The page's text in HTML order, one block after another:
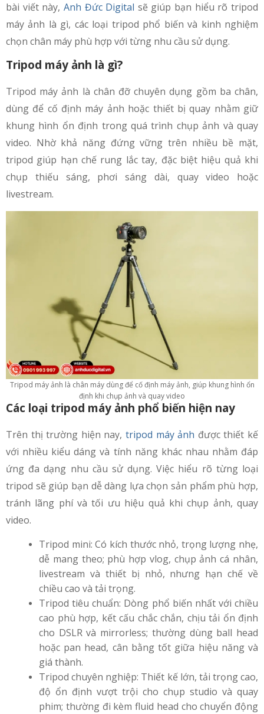
6 Mua tripod máy ảnh chất lượng tại Anh Đức Digital
7
FAQ thường gặp về tripod cho máy ảnh
bài viết này, Anh Đức Digital sẽ giúp bạn hiểu rõ tripod
máy ảnh là gì, các loại tripod phổ biến và kinh nghiệm
chọn chân máy phù hợp với từng nhu cầu sử dụng.
Tripod máy ảnh là gì?
Tripod máy ảnh là chân đỡ chuyên dụng gồm ba chân,
dùng để cố định máy ảnh hoặc thiết bị quay nhằm giữ
khung hình ổn định trong quá trình chụp ảnh và quay
video. Nhờ khả năng đứng vững trên nhiều bề mặt,
tripod giúp hạn chế rung lắc tay, đặc biệt hiệu quả khi
chụp thiếu sáng, phơi sáng dài, quay video hoặc
livestream.
Tripod máy ảnh là chân máy dùng để cố định máy ảnh, giúp khung hình ổn
định khi chụp ảnh và quay video
Các loại tripod máy ảnh phổ biến hiện nay
Trên thị trường hiện nay, tripod máy ảnh được thiết kế
với nhiều kiểu dáng và tính năng khác nhau nhằm đáp
ứng đa dạng nhu cầu sử dụng. Việc hiểu rõ từng loại
tripod sẽ giúp bạn dễ dàng lựa chọn sản phẩm phù hợp,
tránh lãng phí và tối ưu hiệu quả khi chụp ảnh, quay
video.
Tripod mini: Có kích thước nhỏ, trọng lượng nhẹ,
dễ mang theo; phù hợp vlog, chụp ảnh cá nhân,
livestream và thiết bị nhỏ, nhưng hạn chế về
chiều cao và tải trọng.
Tripod tiêu chuẩn: Dòng phổ biến nhất với chiều
cao phù hợp, kết cấu chắc chắn, chịu tải ổn định
cho DSLR và mirrorless; thường dùng ball head
hoặc pan head, cân bằng tốt giữa hiệu năng và
giá thành.
Tripod chuyên nghiệp: Thiết kế lớn, tải trọng cao,
độ ổn định vượt trội cho chụp studio và quay
phim; thường đi kèm fluid head cho chuyển động